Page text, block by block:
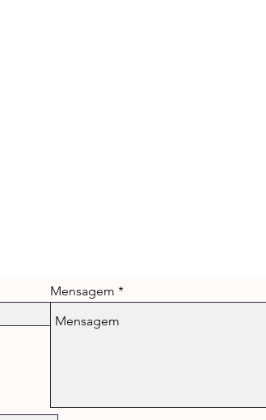
Mensagem